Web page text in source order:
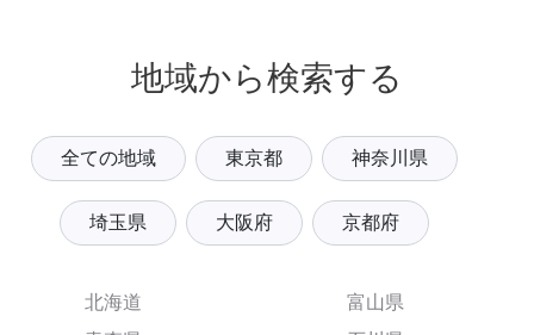
地域から検索する
全ての地域 東京都 神奈川県
埼玉県 大阪府 京都府
北海道
富山県